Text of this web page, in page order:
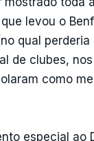
levou o
qual perderia
de clubes,
como
especial ao